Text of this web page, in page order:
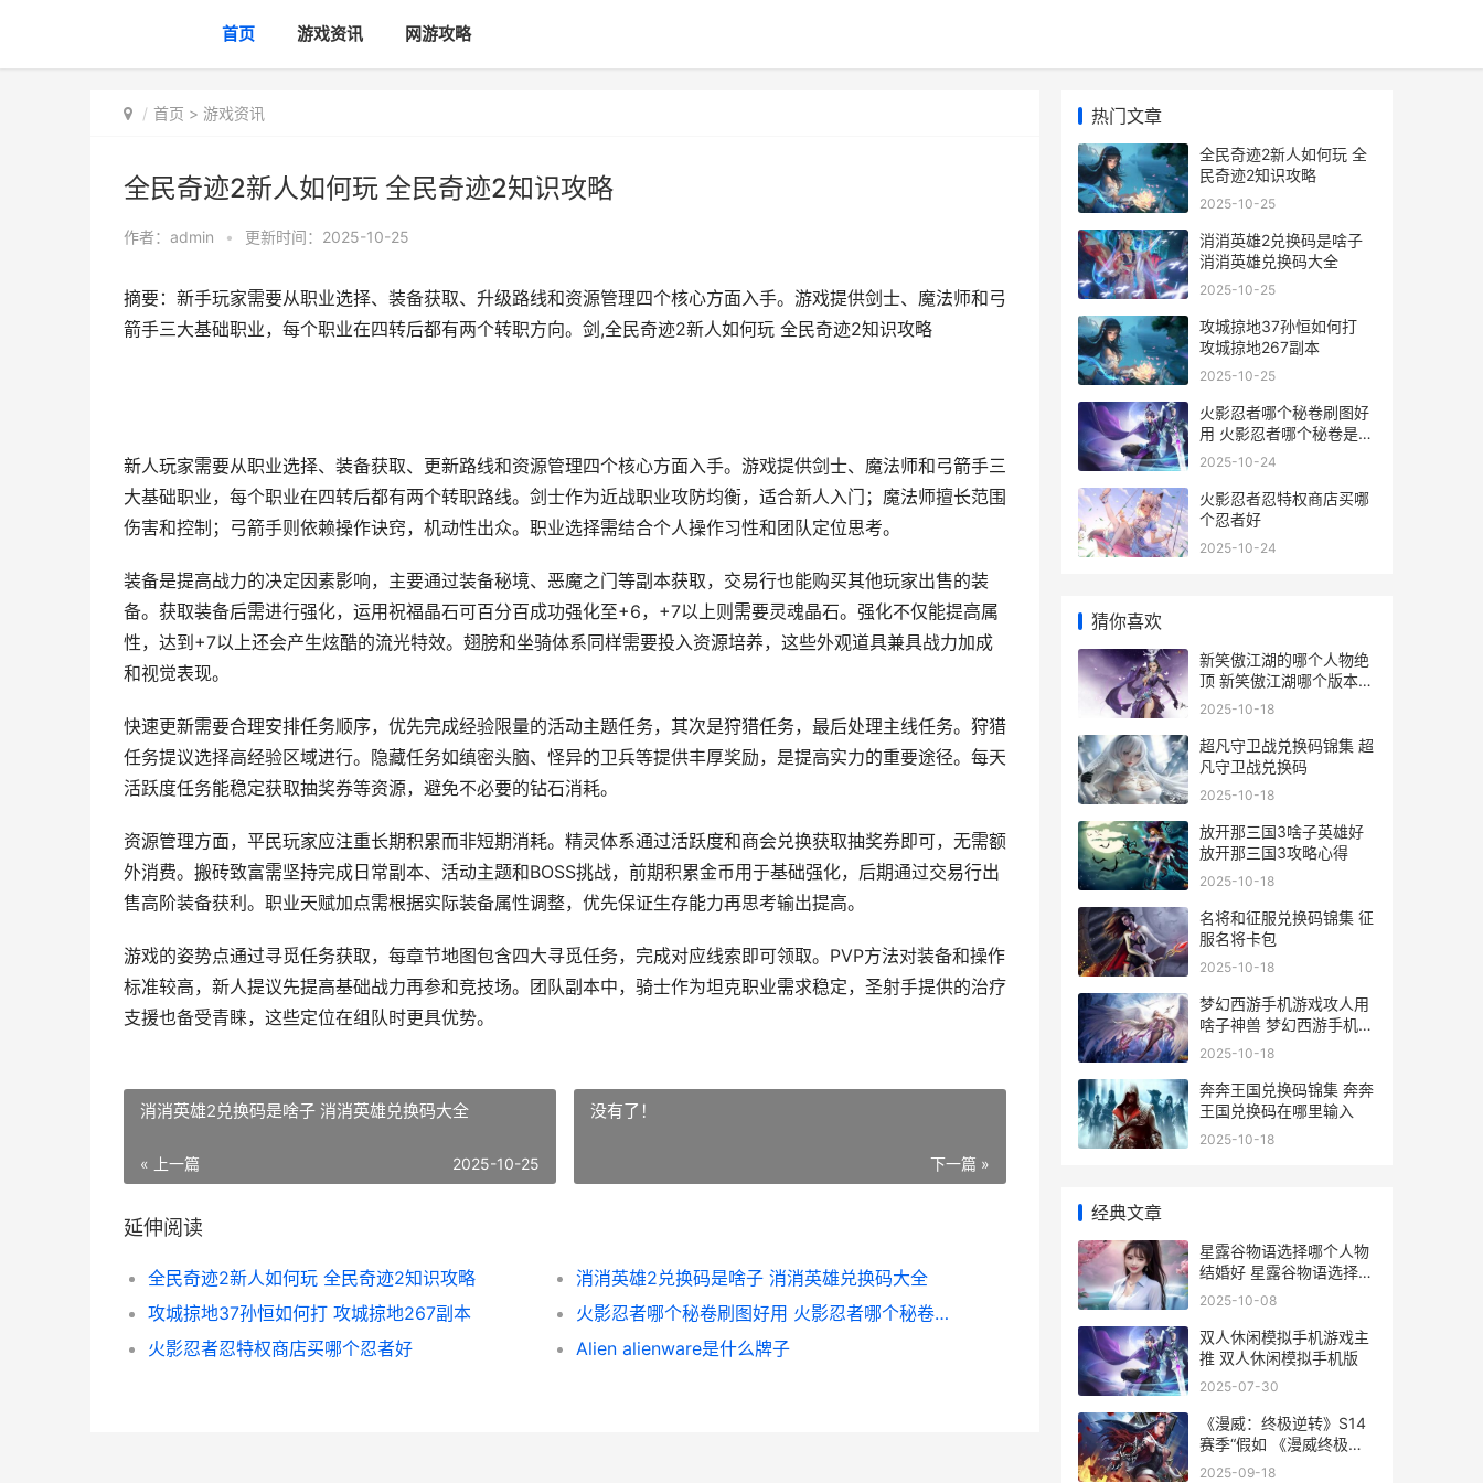
首页 游戏资讯 网游攻略
首页 > 游戏资讯
全民奇迹2新人如何玩 全民奇迹2知识攻略
作者： admin • 更新时间：2025-10-25
摘要：新手玩家需要从职业选择、装备获取、升级路线和资源管理四个核心方面入手。游戏提供剑士、魔法师和弓
箭手三大基础职业，每个职业在四转后都有两个转职方向。剑,全民奇迹2新人如何玩 全民奇迹2知识攻略
新人玩家需要从职业选择、装备获取、更新路线和资源管理四个核心方面入手。游戏提供剑士、魔法师和弓箭手三
大基础职业，每个职业在四转后都有两个转职路线。剑士作为近战职业攻防均衡，适合新人入门；魔法师擅长范围
伤害和控制；弓箭手则依赖操作诀窍，机动性出众。职业选择需结合个人操作习性和团队定位思考。
装备是提高战力的决定因素影响，主要通过装备秘境、恶魔之门等副本获取，交易行也能购买其他玩家出售的装
备。获取装备后需进行强化，运用祝福晶石可百分百成功强化至+6，+7以上则需要灵魂晶石。强化不仅能提高属
性，达到+7以上还会产生炫酷的流光特效。翅膀和坐骑体系同样需要投入资源培养，这些外观道具兼具战力加成
和视觉表现。
快速更新需要合理安排任务顺序，优先完成经验限量的活动主题任务，其次是狩猎任务，最后处理主线任务。狩猎
任务提议选择高经验区域进行。隐藏任务如缜密头脑、怪异的卫兵等提供丰厚奖励，是提高实力的重要途径。每天
活跃度任务能稳定获取抽奖券等资源，避免不必要的钻石消耗。
资源管理方面，平民玩家应注重长期积累而非短期消耗。精灵体系通过活跃度和商会兑换获取抽奖券即可，无需额
外消费。搬砖致富需坚持完成日常副本、活动主题和BOSS挑战，前期积累金币用于基础强化，后期通过交易行出
售高阶装备获利。职业天赋加点需根据实际装备属性调整，优先保证生存能力再思考输出提高。
游戏的姿势点通过寻觅任务获取，每章节地图包含四大寻觅任务，完成对应线索即可领取。PVP方法对装备和操作
标准较高，新人提议先提高基础战力再参和竞技场。团队副本中，骑士作为坦克职业需求稳定，圣射手提供的治疗
支援也备受青睐，这些定位在组队时更具优势。
消消英雄2兑换码是啥子 消消英雄兑换码大全
« 上一篇 2025-10-25
没有了！
下一篇 »
延伸阅读
全民奇迹2新人如何玩 全民奇迹2知识攻略
消消英雄2兑换码是啥子 消消英雄兑换码大全
攻城掠地37孙恒如何打 攻城掠地267副本
火影忍者哪个秘卷刷图好用 火影忍者哪个秘卷是霸体
火影忍者忍特权商店买哪个忍者好
Alien alienware是什么牌子
热门文章
全民奇迹2新人如何玩 全
民奇迹2知识攻略
2025-10-25
消消英雄2兑换码是啥子
消消英雄兑换码大全
2025-10-25
攻城掠地37孙恒如何打
攻城掠地267副本
2025-10-25
火影忍者哪个秘卷刷图好
用 火影忍者哪个秘卷是霸
体
2025-10-24
火影忍者忍特权商店买哪
个忍者好
2025-10-24
猜你喜欢
新笑傲江湖的哪个人物绝
顶 新笑傲江湖哪个版本最
经典
2025-10-18
超凡守卫战兑换码锦集 超
凡守卫战兑换码
2025-10-18
放开那三国3啥子英雄好
放开那三国3攻略心得
2025-10-18
名将和征服兑换码锦集 征
服名将卡包
2025-10-18
梦幻西游手机游戏攻人用
啥子神兽 梦幻西游手机游
苹果
2025-10-18
奔奔王国兑换码锦集 奔奔
王国兑换码在哪里输入
2025-10-18
经典文章
星露谷物语选择哪个人物
结婚好 星露谷物语选择矿
工还是地质学家
2025-10-08
双人休闲模拟手机游戏主
推 双人休闲模拟手机版
2025-07-30
《漫威：终极逆转》S14
赛季“假如 《漫威终极逆
转》官网 - 下一代战术竞
2025-09-18